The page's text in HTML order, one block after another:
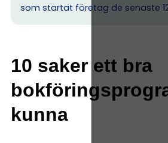
som startat företag de senaste
10 saker ett bra
kunna